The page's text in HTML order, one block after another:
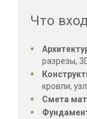
Что
разрезы,
кровли,
Смета